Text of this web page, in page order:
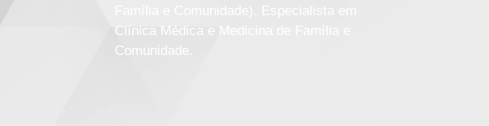
Clínica Médica e Medicina de Família e
Comunidade.